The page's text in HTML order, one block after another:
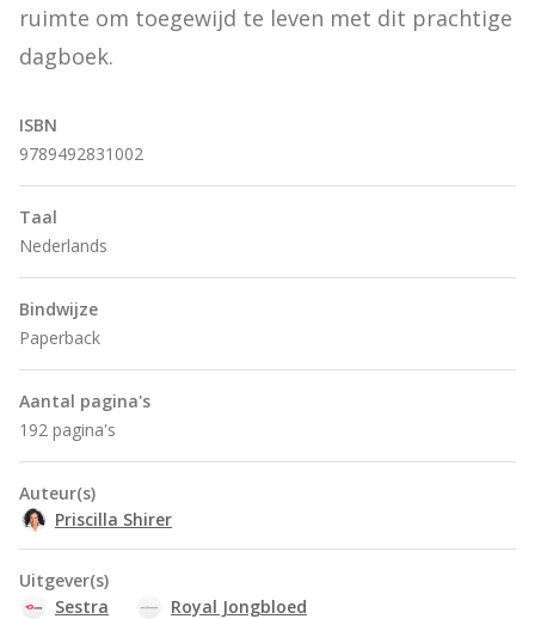
ruimte om toegewijd te leven met dit prachtige
dagboek.
ISBN
9789492831002
Taal
Nederlands
Bindwijze
Paperback
Aantal pagina's
192 pagina's
Auteur(s)
Priscilla Shirer
Uitgever(s)
Sestra
Royal Jongbloed